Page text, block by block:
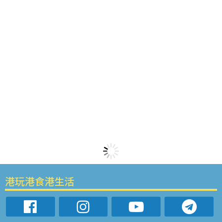
港玩港食港生活